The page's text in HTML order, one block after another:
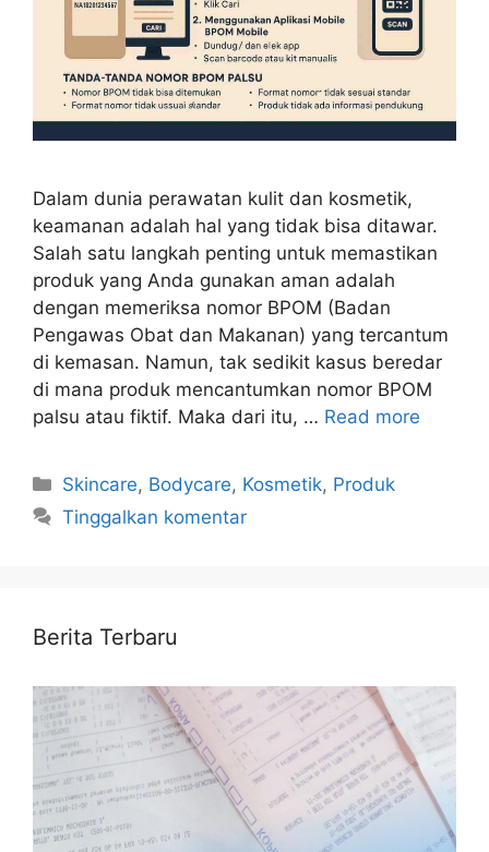
Dalam dunia perawatan kulit dan kosmetik,
keamanan adalah hal yang tidak bisa ditawar.
Salah satu langkah penting untuk memastikan
produk yang Anda gunakan aman adalah
dengan memeriksa nomor BPOM (Badan
Pengawas Obat dan Makanan) yang tercantum
di kemasan. Namun, tak sedikit kasus beredar
di mana produk mencantumkan nomor BPOM
palsu atau fiktif. Maka dari itu, … Read more
Kategori
Skincare, Bodycare, Kosmetik, Produk
Tinggalkan komentar
Berita Terbaru